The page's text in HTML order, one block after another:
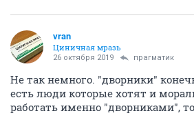
vran
Циничная мразь
26 октября 2019 прагматик
Не так немного. "дворники"
есть люди которые хотят и
работать именно "дворниками",